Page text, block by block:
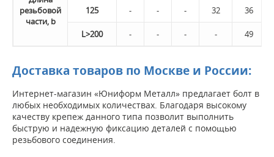
резьбовой
части, b
125 - - - 32 36
L>200 - - - - 49
Доставка товаров по Москве и России:
Интернет-магазин «Юниформ Металл» предлагает болт в
любых необходимых количествах. Благодаря высокому
качеству крепеж данного типа позволит выполнить
быструю и надежную фиксацию деталей с помощью
резьбового соединения.